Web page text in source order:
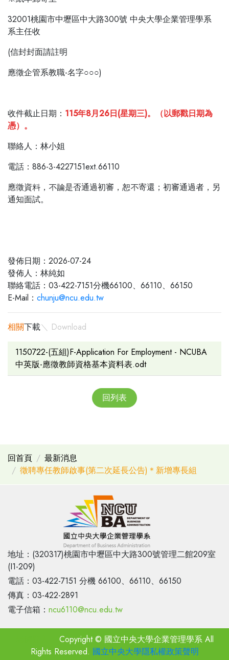
32001桃園市中壢區中大路300號 中央大學企業管理學系
系主任收
(信封封面請註明
應徵企管系教職-名字○○○)
收件截止日期： 115年8月26日(星期三)。（以郵戳日期為
憑）。
聯絡人：林小姐
電話：886-3-4227151ext.66110
應徵資料，不論是否通過初審，恕不寄還；初審通過者，另
通知面試。
發佈日期：2026-07-24
發佈人：林純如
聯絡電話：03-422-7151分機66100、66110、66150
E-Mail： chunju@ncu.edu.tw
相關下載＼ Download
1150722-(五組)F-Application For Employment - NCUBA
中英版-應徵教師資格基本資料表.odt
回列表
回首頁
最新消息
徵聘專任教師啟事(第二次延長公告)＊新增專長組
地址：(320317)桃園市中壢區中大路300號管理二館209室
(I1-209)
電話：03-422-7151 分機 66100、66110、66150
傳真：03-422-2891
電子信箱： ncu6110@ncu.edu.tw
Copyright © 國立中央大學企業管理學系 All
Rights Reserved. 國立中央大學隱私權政策聲明